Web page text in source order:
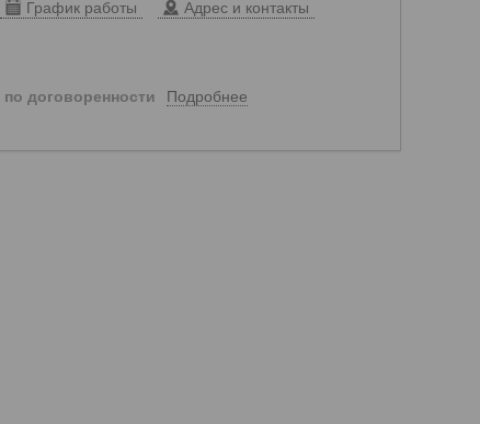
График работы Адрес и контакты
по договоренности Подробнее